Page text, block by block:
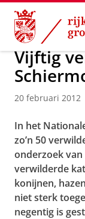
Skip
Content
Skip
Navigation
Over ons
Vijftig
20 februari 2012
In het
zo’n 50
onderzoek
verwilderde
konijnen,
niet sterk
negentig is